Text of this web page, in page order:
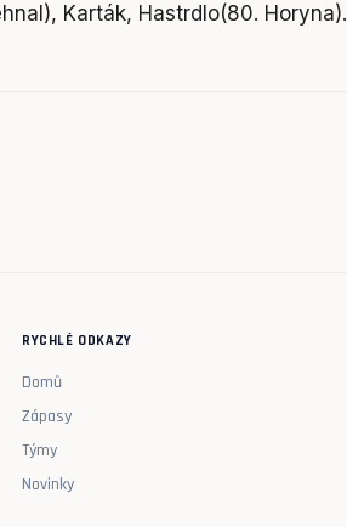
Karták, Hastrdlo(80. Horyna).
RYCHLÉ ODKAZY
Domů
Zápasy
Týmy
Novinky